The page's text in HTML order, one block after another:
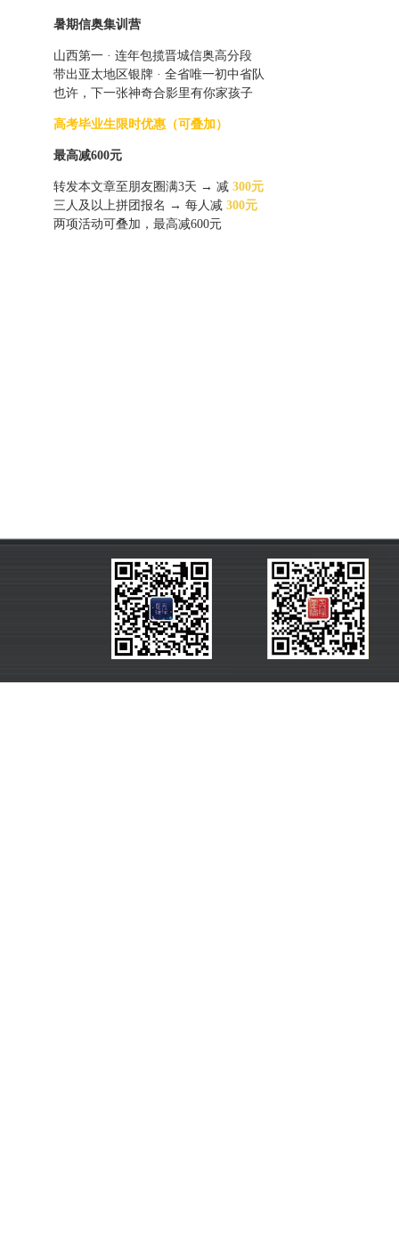
暑期信奥集训营
山西第一 · 连年包揽晋城信奥高分段
带出亚太地区银牌 · 全省唯一初中省队
也许，下一张神奇合影里有你家孩子
高考毕业生限时优惠（可叠加）
最高减600元
转发本文章至朋友圈满3天 → 减 300元
三人及以上拼团报名 → 每人减 300元
两项活动可叠加，最高减600元